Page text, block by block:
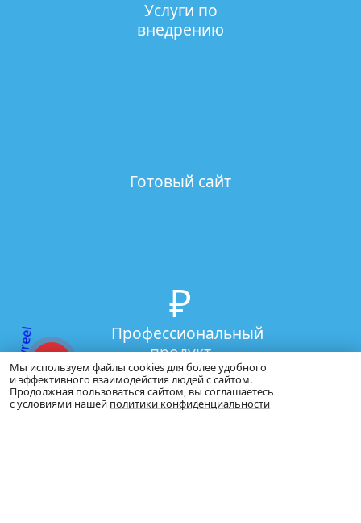
Услуги по
внедрению
Готовый сайт
₽
$
€
¥
£
Профессиональный
продукт
Мы используем файлы cookies для более удобного
и эффективного взаимодейстия людей с сайтом.
Продолжная пользоваться сайтом, вы соглашаетесь
с условиями нашей политики конфиденциальности